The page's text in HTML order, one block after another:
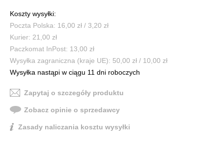
Koszty wysyłki:
Poczta Polska: 16,00 zł / 3,20 zł
Kurier: 21,00 zł
Paczkomat InPost: 13,00 zł
Wysyłka zagraniczna (kraje UE): 50,00 zł / 10,00 zł
Wysyłka nastąpi w ciągu 11 dni roboczych
Zapytaj o szczegóły produktu
Zobacz opinie o sprzedawcy
Zasady naliczania kosztu wysyłki